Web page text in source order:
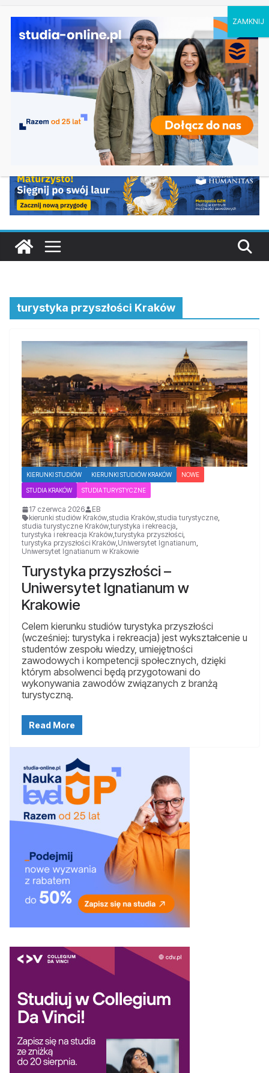
Ostatnie
wpisy:
Elektroniczne przetwarzanie informacji w
Krakowie
Prawo w Łomży
Pedagogika przedszkolna i wczesnoszkolna w
Skierniewicach
Kosmetologia w Opolu
Logistyka – studia inżynierskie na Uniwersytecie
Szczecińskim
turystyka przyszłości Kraków
KIERUNKI STUDIÓW KIERUNKI STUDIÓW KRAKÓW NOWE
STUDIA KRAKÓW STUDIA TURYSTYCZNE
17 czerwca 2026
EB
kierunki studiów Kraków,studia Kraków,studia turystyczne,
studia turystyczne Kraków,turystyka i rekreacja,
turystyka i rekreacja Kraków,turystyka przyszłości,
turystyka przyszłości Kraków,Uniwersytet Ignatianum,
Uniwersytet Ignatianum w Krakowie
Turystyka przyszłości –
Uniwersytet Ignatianum w
Krakowie
Celem kierunku studiów turystyka przyszłości
(wcześniej: turystyka i rekreacja) jest wykształcenie u
studentów zespołu wiedzy, umiejętności
zawodowych i kompetencji społecznych, dzięki
którym absolwenci będą przygotowani do
wykonywania zawodów związanych z branżą
turystyczną.
Read More